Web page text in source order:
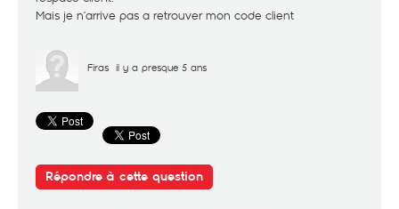
Mais je n’arrive pas a retrouver mon code client
Firas il y a presque 5 ans
Répondre à cette question